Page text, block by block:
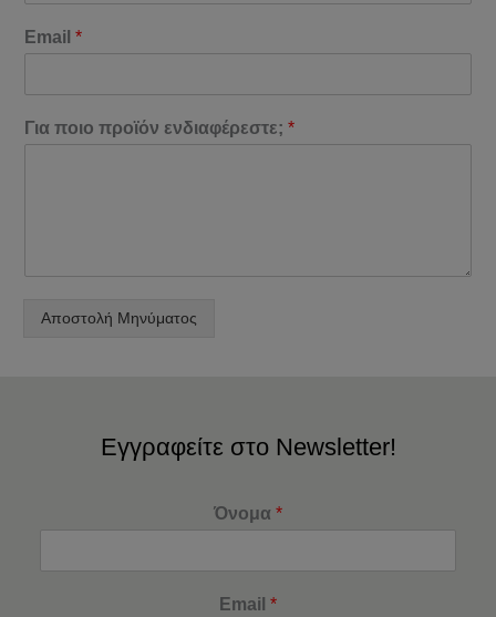
Email*
Για ποιο προϊόν ενδιαφέρεστε;*
Αποστολή Μηνύματος
Εγγραφείτε στο Newsletter!
Όνομα *
Email *